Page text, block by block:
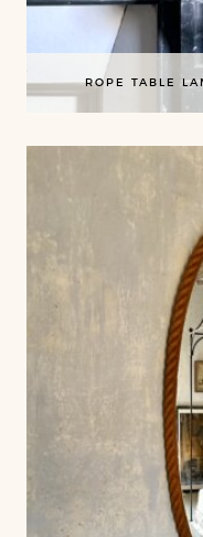
ROPE TABLE